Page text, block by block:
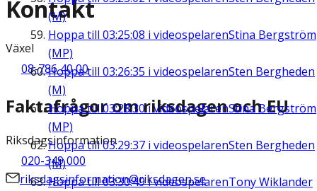
(M)
Hoppa till 03:25:08 i videospelarenStina Bergström
(MP)
Hoppa till 03:26:35 i videospelarenSten Bergheden
(M)
Hoppa till03:28:30i videospelarenStina Bergström
(MP)
Hoppa till03:29:37 i videospelarenSten Bergheden
(M)
Hoppa till03:30:49i videospelarenTony Wiklander
Kontakt
Växel
08-786 40 00
Faktafrågor om riksdagen och EU
Riksdagsinformation
020-349 000
riksdagsinformation@riksdagen.se